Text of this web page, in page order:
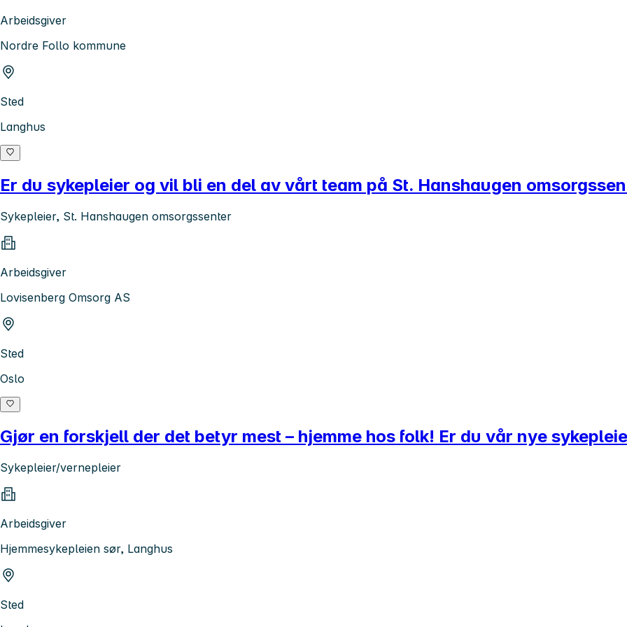
Arbeidsgiver
Nordre Follo kommune
Sted
Langhus
Er du sykepleier og vil bli en del av vårt team på St. Hanshaugen
Sykepleier, St. Hanshaugen omsorgssenter
Arbeidsgiver
Lovisenberg Omsorg AS
Sted
Oslo
Gjør en forskjell der det betyr mest – hjemme hos folk! Er du vår nye
Sykepleier/vernepleier
Arbeidsgiver
Hjemmesykepleien sør, Langhus
Sted